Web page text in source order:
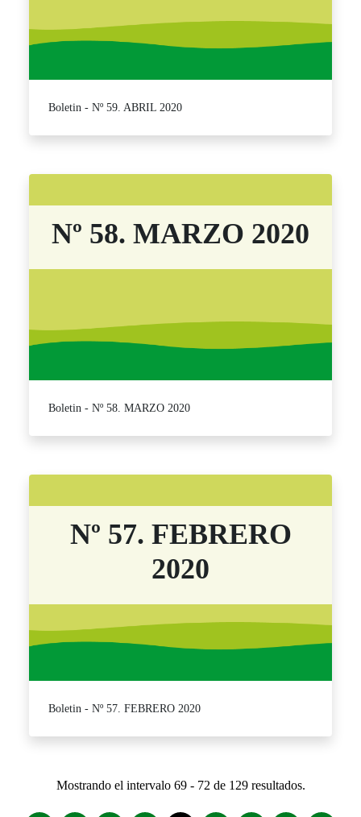
Boletin - Nº 59. ABRIL 2020
Nº 58. MARZO 2020
Boletin - Nº 58. MARZO 2020
Nº 57. FEBRERO
2020
Boletin - Nº 57. FEBRERO 2020
Mostrando el intervalo 69 - 72 de 129 resultados.